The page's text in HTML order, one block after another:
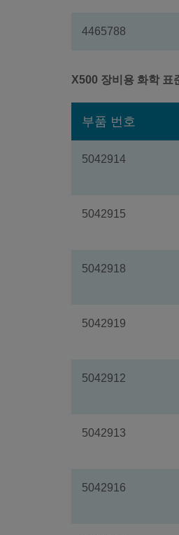
4465788
X500 장비용 화학 표
부품 번호
5042914
5042915
5042918
5042919
5042912
5042913
5042916